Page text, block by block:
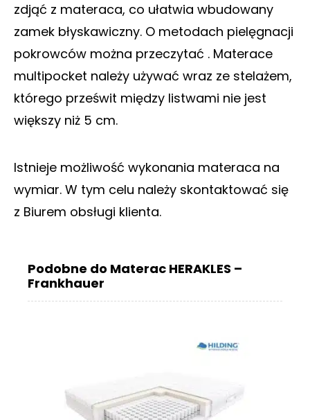
zdjąć z materaca, co ułatwia wbudowany
zamek błyskawiczny. O metodach pielęgnacji
pokrowców można przeczytać . Materace
multipocket należy używać wraz ze stelażem,
którego prześwit między listwami nie jest
większy niż 5 cm.
Istnieje możliwość wykonania materaca na
wymiar. W tym celu należy skontaktować się
z Biurem obsługi klienta.
Podobne do Materac HERAKLES –
Frankhauer